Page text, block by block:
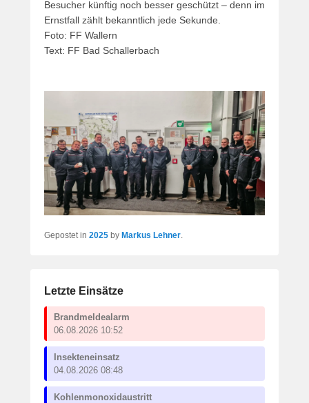
Besucher künftig noch besser geschützt – denn im
Ernstfall zählt bekanntlich jede Sekunde.
Foto: FF Wallern
Text: FF Bad Schallerbach
Gepostet in 2025 by Markus Lehner.
Letzte Einsätze
Brandmeldealarm
06.08.2026 10:52
Insekteneinsatz
04.08.2026 08:48
Kohlenmonoxidaustritt